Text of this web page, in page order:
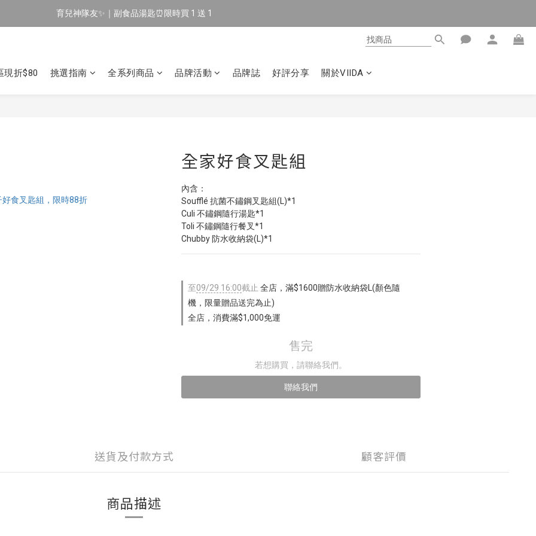
🔥 新會員專屬｜首購現折 $100！🔥
育兒神隊友✨｜副食品湯匙⏰限時買 1 送 1
現折$80 挑選指南 全系列商品 品牌活動 品牌誌 好評分享 關於VIIDA
全家好食叉匙組
內含：
Soufflé 抗菌不鏽鋼叉匙組(L)*1
Culi 不鏽鋼隨行湯匙*1
Toli 不鏽鋼隨行餐叉*1
Chubby 防水收納袋(L)*1
至09/29 16:00截止 全店，滿$1600贈防水收納袋L(顏色隨
機，限量贈品送完為止)
全店，消費滿$1,000免運
售完
若想購買，請聯絡我們。
聯絡我們
送貨及付款方式 顧客評價
商品描述